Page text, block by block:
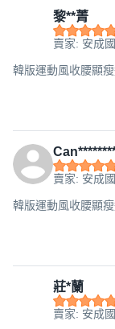
黎**菁
賣家: 安成
韓版運動風收腰顯
賣家: 安成
韓版運動風收腰顯
莊*蘭
賣家: 安成